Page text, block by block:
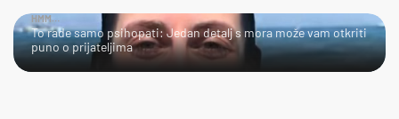
HMM…
To rade samo psihopati: Jedan detalj s mora može vam otkriti
puno o prijateljima